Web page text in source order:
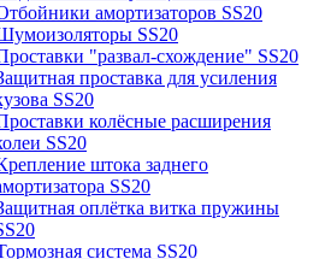
амортизаторов SS20
SS20
"развал-схождение" SS20
проставка для усиления
SS20
колёсные расширения
SS20
штока заднего
SS20
оплётка витка пружины
система SS20